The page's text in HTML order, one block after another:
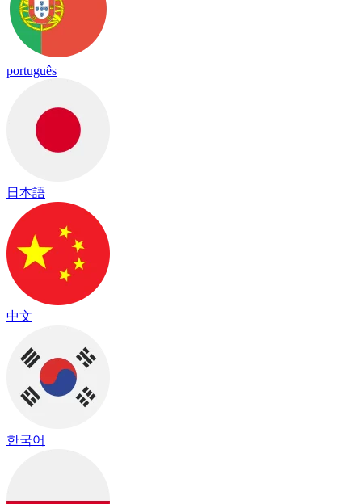
português
日本語
中文
한국어